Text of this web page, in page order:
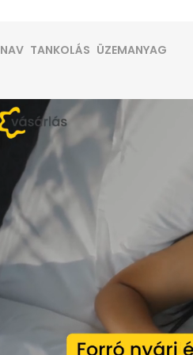
NAV TANKOLÁS ÜZEMANYAG